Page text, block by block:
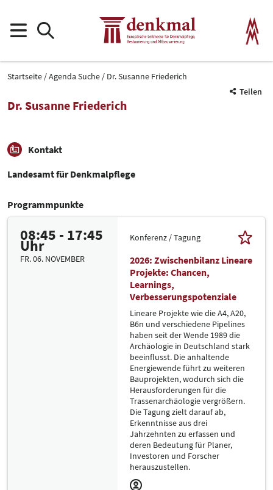
Startseite Agenda Suche
Dr. Susanne Friederich
Teilen
Dr. Susanne Friederich
Kontakt
Landesamt für Denkmalpflege
Programmpunkte
08:45 - 17:45
Uhr
FR. 06. NOVEMBER
Konferenz / Tagung
2026: Zwischenbilanz Lineare
Projekte: Chancen,
Learnings,
Verbesserungspotenziale
Lineare Projekte wie die A4, A20,
B6n und verschiedene Pipelines
haben seit der Wende 1989 die
Archäologie in Deutschland stark
beeinflusst. Die anhaltende
Energiewende führt zu weiteren
Bauprojekten, wodurch sich die
Herausforderungen für die
Trassenarchäologie vergrößern.
Die Tagung zielt darauf ab,
Erkenntnisse aus drei
Jahrzehnten zu erfassen und
deren Bedeutung für Planer,
Investoren und Forscher
herauszustellen.